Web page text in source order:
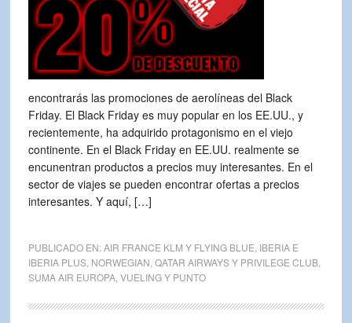
encontrarás las promociones de aerolíneas del Black
Friday. El Black Friday es muy popular en los EE.UU., y
recientemente, ha adquirido protagonismo en el viejo
continente. En el Black Friday en EE.UU. realmente se
encunentran productos a precios muy interesantes. En el
sector de viajes se pueden encontrar ofertas a precios
interesantes. Y aquí, […]
PUBLICADO EN:AIR FRANCE KLM Y FLYING BLUE, IBERIA E
IBERIA PLUS, NORWEGIAN,QATAR AIRWAYS Y PRIVILEGE CLUB,
SUMA AIR EUROPA,VUELING Y PUNTO